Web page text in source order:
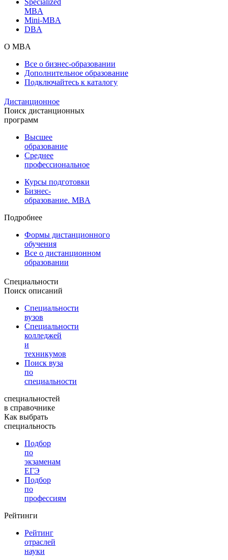
MBA
Mini-MBA
DBA
О MBA
Все о бизнес-образовании
Дополнительное образование
Подключайтесь к каталогу
Дистанционное
Поиск дистанционных
программ
Высшее
образование
Среднее
профессиональное
Курсы подготовки
Бизнес-
образование. MBA
Подробнее
Формы дистанционного
обучения
Все о дистанционном
образовании
Специальности
Поиск описаний
Специальности
вузов
Специальности
колледжей
и
техникумов
Поиск вуза
по
специальности
специальностей
в справочнике
Как выбрать
специальность
Подбор
по
экзаменам
ЕГЭ
Подбор
по
профессиям
Рейтинги
Рейтинг
отраслей
науки